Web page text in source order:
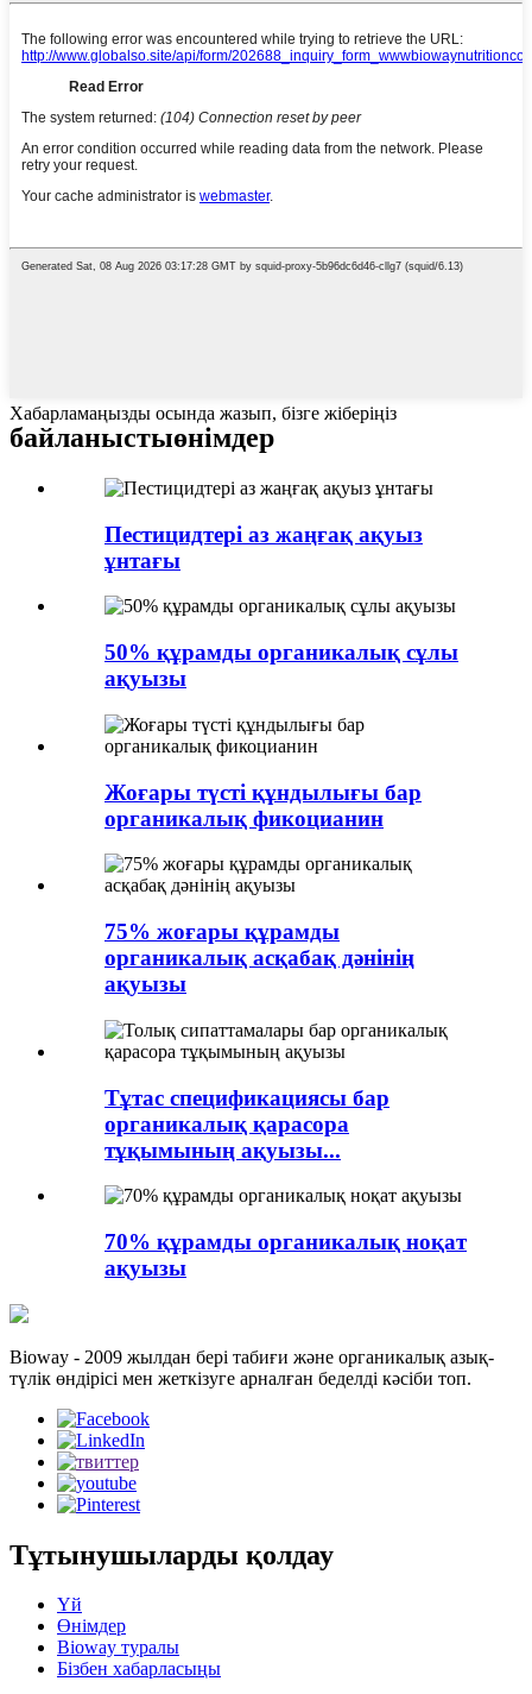
Хабарламаңызды осында жазып, бізге жіберіңіз
байланыстыөнімдер
Пестицидтері аз жаңғақ ақуыз
ұнтағы
50% құрамды органикалық сұлы
ақуызы
Жоғары түсті құндылығы бар
органикалық фикоцианин
75% жоғары құрамды
органикалық асқабақ дәнінің
ақуызы
Тұтас спецификациясы бар
органикалық қарасора
тұқымының ақуызы...
70% құрамды органикалық ноқат
ақуызы
Bioway - 2009 жылдан бері табиғи және органикалық азық-
түлік өндірісі мен жеткізуге арналған беделді кәсіби топ.
Тұтынушыларды қолдау
Үй
Өнімдер
Bioway туралы
Бізбен хабарласыңы